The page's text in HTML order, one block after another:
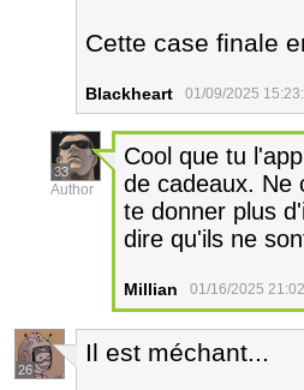
Cette case finale
Blackheart 01/09/2025
33
Author
Cool que tu
de cadeaux. Ne
te donner plus
dire qu'ils ne
Millian 01/16/2025
26
Il est méchant...